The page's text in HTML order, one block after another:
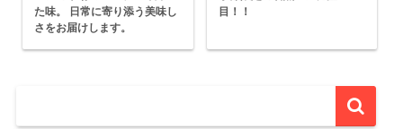
た味。 日常に寄り添う美味し
さをお届けします。
目！！